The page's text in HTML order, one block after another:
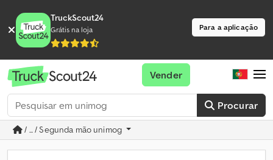
TruckScout24
Grátis na loja Para a aplicação
Procurar
Vender
/ ... / Segunda mão unimog